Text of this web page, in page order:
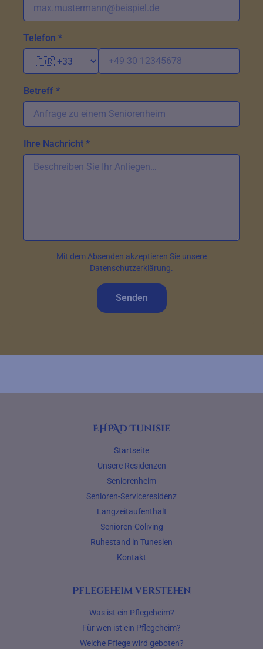
Telefon *
Betreff *
Ihre Nachricht *
Mit dem Absenden akzeptieren Sie unsere
Datenschutzerklärung.
Senden
EHPAD Tunisie
Startseite
Unsere Residenzen
Seniorenheim
Senioren-Serviceresidenz
Langzeitaufenthalt
Senioren-Coliving
Ruhestand in Tunesien
Kontakt
Pflegeheim verstehen
Was ist ein Pflegeheim?
Für wen ist ein Pflegeheim?
Welche Pflege wird geboten?